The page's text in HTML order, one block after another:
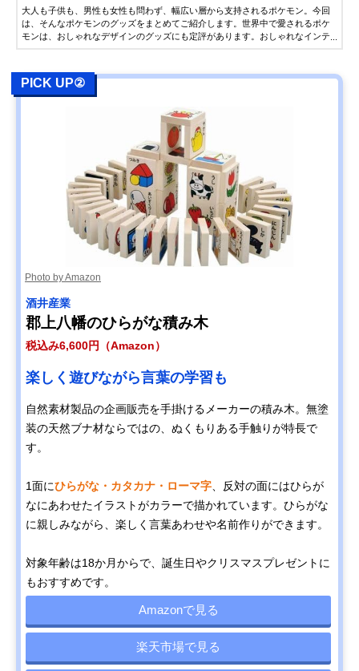
大人も子供も、男性も女性も問わず、幅広い層から支持されるポケモン。今回
は、そんなポケモンのグッズをまとめてご紹介します。世界中で愛されるポケ
モンは、おしゃれなデザインのグッズにも定評があります。おしゃれなインテ
PICK UP②
Photo by Amazon
酒井産業
郡上八幡のひらがな積み木
税込み6,600円（Amazon）
楽しく遊びながら言葉の学習も
自然素材製品の企画販売を手掛けるメーカーの積み木。無塗
装の天然ブナ材ならではの、ぬくもりある手触りが特長で
す。
1面にひらがな・カタカナ・ローマ字 、反対の面にはひらが
なにあわせたイラストがカラーで描かれています。ひらがな
に親しみながら、楽しく言葉あわせや名前作りができます。
対象年齢は18か月からで、誕生日やクリスマスプレゼントに
もおすすめです。
Amazonで見る
楽天市場で見る